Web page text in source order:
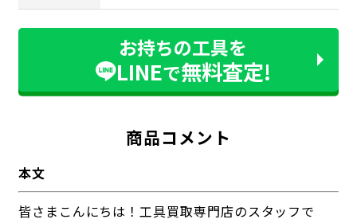
お持ちの工具を
LINEで無料査定!
商品コメント
本文
皆さまこんにちは！工具買取専門店のスタッフで